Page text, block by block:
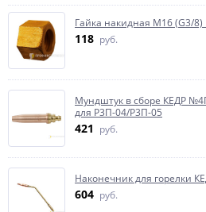
Гайка накидная М16 (G3/8)
118 руб.
Мундштук в сборе КЕДР
для Р3П-04/Р3П-05
421 руб.
Наконечник для горелки
604 руб.